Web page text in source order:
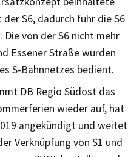
S6, dadurch fuhr die S6
von der S6 nicht mehr
Essener Straße wurden
S-Bahnnetzes bedient.
DB Regio Südost das
wieder auf, hat
angekündigt und weitet
Verknüpfung von S1 und